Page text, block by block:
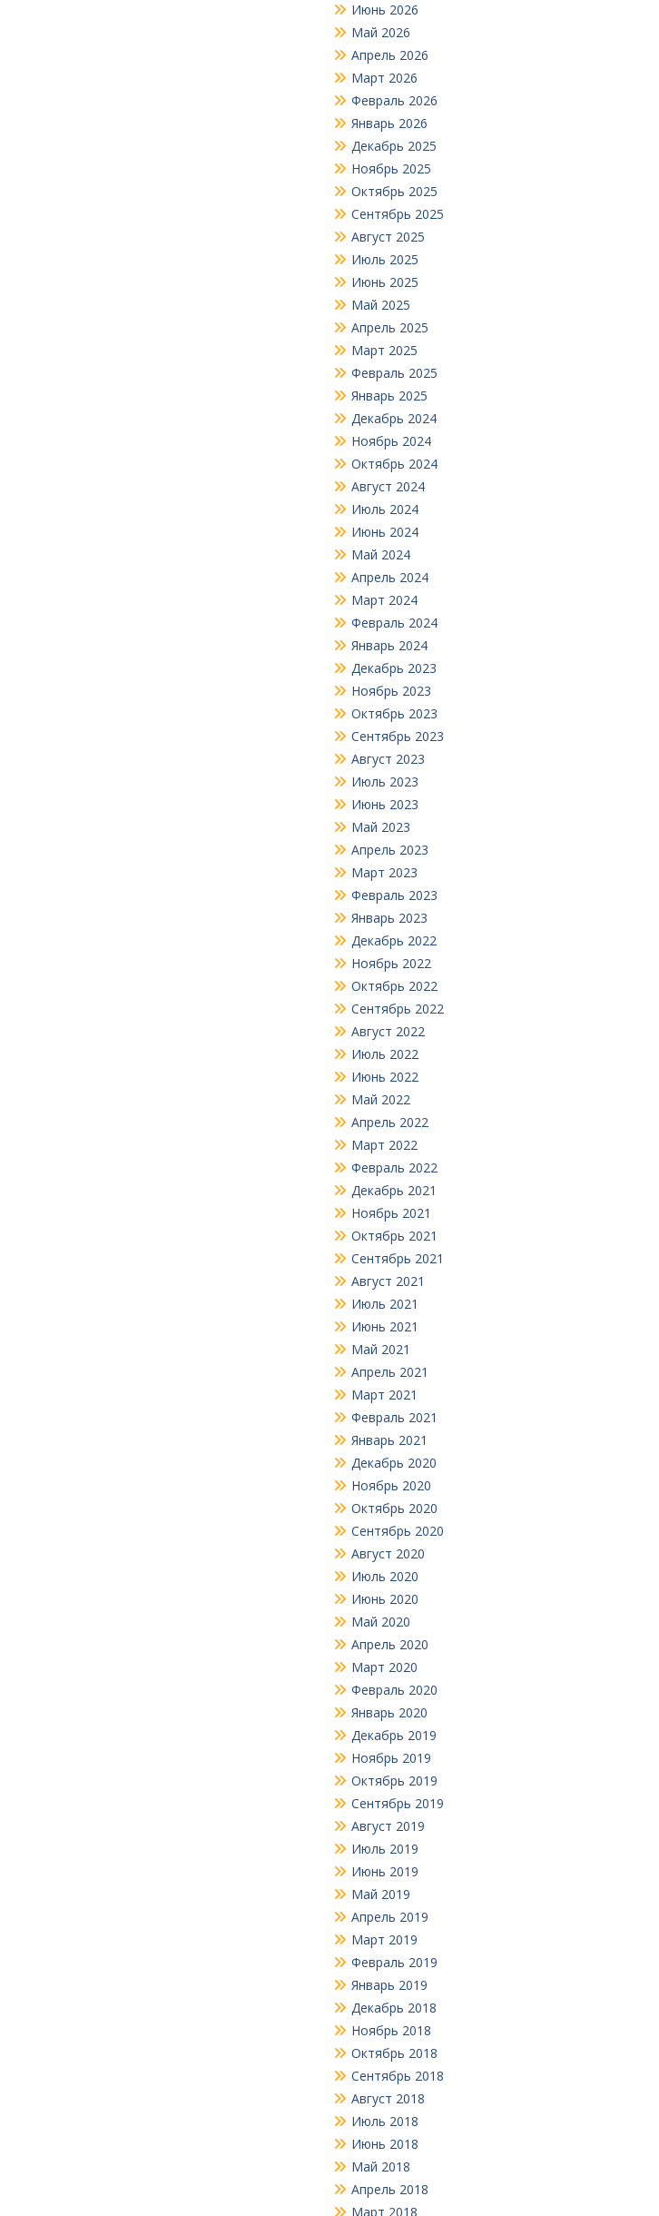
Июнь 2026
Май 2026
Апрель 2026
Март 2026
Февраль 2026
Январь 2026
Декабрь 2025
Ноябрь 2025
Октябрь 2025
Сентябрь 2025
Август 2025
Июль 2025
Июнь 2025
Май 2025
Апрель 2025
Март 2025
Февраль 2025
Январь 2025
Декабрь 2024
Ноябрь 2024
Октябрь 2024
Август 2024
Июль 2024
Июнь 2024
Май 2024
Апрель 2024
Март 2024
Февраль 2024
Январь 2024
Декабрь 2023
Ноябрь 2023
Октябрь 2023
Сентябрь 2023
Август 2023
Июль 2023
Июнь 2023
Май 2023
Апрель 2023
Март 2023
Февраль 2023
Январь 2023
Декабрь 2022
Ноябрь 2022
Октябрь 2022
Сентябрь 2022
Август 2022
Июль 2022
Июнь 2022
Май 2022
Апрель 2022
Март 2022
Февраль 2022
Декабрь 2021
Ноябрь 2021
Октябрь 2021
Сентябрь 2021
Август 2021
Июль 2021
Июнь 2021
Май 2021
Апрель 2021
Март 2021
Февраль 2021
Январь 2021
Декабрь 2020
Ноябрь 2020
Октябрь 2020
Сентябрь 2020
Август 2020
Июль 2020
Июнь 2020
Май 2020
Апрель 2020
Март 2020
Февраль 2020
Январь 2020
Декабрь 2019
Ноябрь 2019
Октябрь 2019
Сентябрь 2019
Август 2019
Июль 2019
Июнь 2019
Май 2019
Апрель 2019
Март 2019
Февраль 2019
Январь 2019
Декабрь 2018
Ноябрь 2018
Октябрь 2018
Сентябрь 2018
Август 2018
Июль 2018
Июнь 2018
Май 2018
Апрель 2018
Март 2018